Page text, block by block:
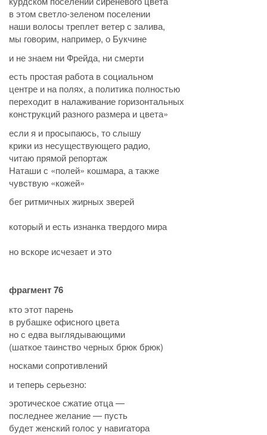
в этом светло-зеленом поселении
наши волосы треплет ветер с залива,
мы говорим, например, о Букчине
и не знаем ни Фрейда, ни смерти
есть простая работа в социальном
центре и на полях, а политика полностью
переходит в налаживание горизонтальных
конструкций разного размера и цвета»
если я и просыпаюсь, то слышу
крики из несуществующего радио,
читаю прямой репортаж
Наташи с «полей» кошмара, а также
чувствую «кожей»
бег ритмичных жирных зверей
который и есть изнанка твердого мира
но вскоре исчезает и это
фрагмент 76
кто этот парень
в рубашке офисного цвета
но с едва выглядывающими
(шаткое таинство черных брюк брюк)
носками сопротивлений
и теперь серьезно:
эротическое сжатие отца —
последнее желание — пусть
будет женский голос у навигатора